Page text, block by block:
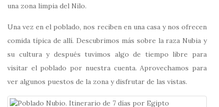
una zona limpia del Nilo.
Una vez en el poblado, nos reciben en una casa y nos ofrecen
comida típica de allí. Descubrimos más sobre la raza Nubia y
su cultura y después tuvimos algo de tiempo libre para
visitar el poblado por nuestra cuenta. Aprovechamos para
ver algunos puestos de la zona y disfrutar de las vistas.